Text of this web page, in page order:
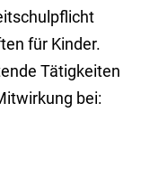
für Kinder.
Tätigkeiten
bei: